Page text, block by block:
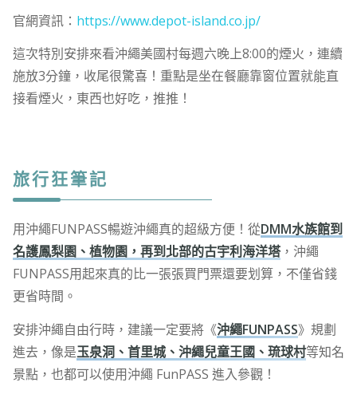
官網資訊： https://www.depot-island.co.jp/
這次特別安排來看沖繩美國村每週六晚上8:00的煙火，連續
施放3分鐘，收尾很驚喜！重點是坐在餐廳靠窗位置就能直
接看煙火，東西也好吃，推推！
旅行狂筆記
用沖繩FUNPASS暢遊沖繩真的超級方便！從DMM水族館到
名護鳳梨園、植物園，再到北部的古宇利海洋塔，沖繩
FUNPASS用起來真的比一張張買門票還要划算，不僅省錢
更省時間。
安排沖繩自由行時，建議一定要將《沖繩FUNPASS》規劃
進去，像是玉泉洞、首里城、沖繩兒童王國、琉球村等知名
景點，也都可以使用沖繩 FunPASS 進入參觀！